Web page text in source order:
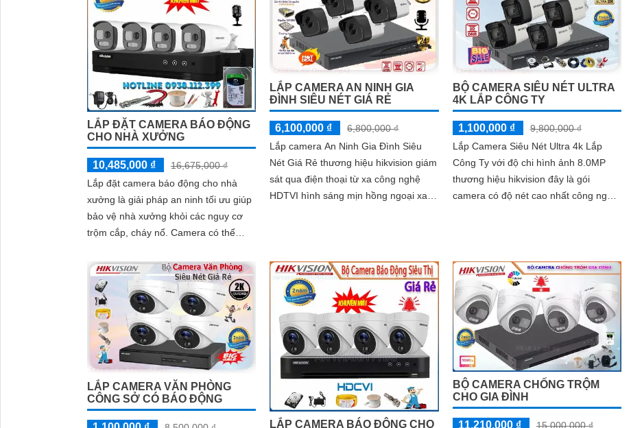
LẮP ĐẶT CAMERA BÁO ĐỘNG
CHO NHÀ XƯỞNG
10,485,000 ₫
16,675,000 ₫
Lắp đặt camera báo động cho nhà
xưởng là giải pháp an ninh tối ưu giúp
bảo vệ nhà xưởng khỏi các nguy cơ
trộm cắp, cháy nổ. Camera có thể
của nhân viên, đảm bảo nhân viên làm
việc đúng quy định
LẮP CAMERA AN NINH GIA
ĐÌNH SIÊU NÉT GIÁ RẺ
6,100,000 ₫
6,800,000 ₫
Lắp camera An Ninh Gia Đình Siêu
Nét Giá Rẻ thương hiệu hikvision giám
sát qua điện thoại từ xa công nghệ
HDTVI hình sáng mịn hồng ngoại xa
BỘ CAMERA SIÊU NÉT ULTRA
4K LẮP CÔNG TY
1,100,000 ₫
9,800,000 ₫
Lắp Camera Siêu Nét Ultra 4k Lắp
Công Ty với độ chi hình ảnh 8.0MP
thương hiệu hikvision đây là gói
camera có độ nét cao nhất công nghệ
LẮP CAMERA VĂN PHÒNG
CÔNG SỞ CÓ BÁO ĐỘNG
LẮP CAMERA BÁO ĐỘNG CHO
BỘ CAMERA CHỐNG TRỘM
CHO GIA ĐÌNH
11,210,000 ₫
15,000,000 ₫